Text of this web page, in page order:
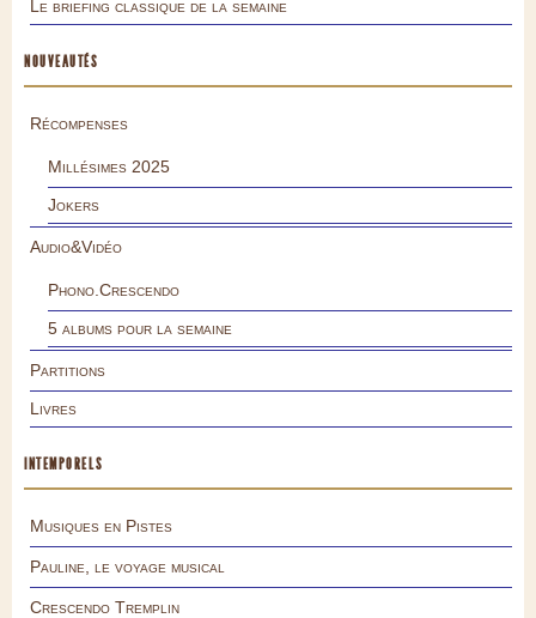
Le briefing classique de la semaine
NOUVEAUTÉS
Récompenses
Millésimes 2025
Jokers
Audio&Vidéo
Phono.Crescendo
5 albums pour la semaine
Partitions
Livres
INTEMPORELS
Musiques en Pistes
Pauline, le voyage musical
Crescendo Tremplin